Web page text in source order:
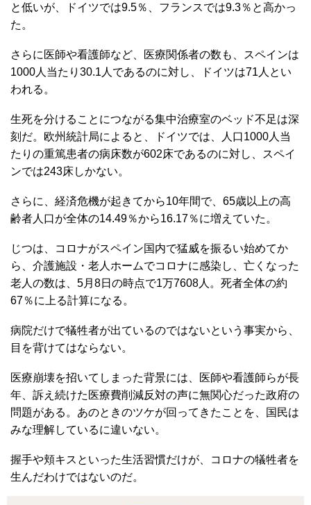
と低いが、ドイツでは9.5％、フランスでは9.3％と高かっ
た。
さらに医師や看護師など、医療関係者の数も、スペインは
1000人当たり30.1人であるのに対し、ドイツは71人とい
われる。
生死を分けることにつながる集中治療室のベッド不足は深
刻だ。欧州統計局によると、ドイツでは、人口1000人当
たりの重篤患者の病床数が602床であるのに対し、スペイ
ンでは243床しかない。
さらに、経済危機が起きてから10年間で、65歳以上の高
齢者人口が全体の14.49％から16.17％に増えていた。
じつは、コロナがスペイン国内で猛威を振るい始めてか
ら、介護施設・老人ホームでコロナに感染し、亡くなった
老人の数は、5月8日の時点で1万7608人。死者全体の約
67％に上る計算になる。
病院だけで犠牲者が出ているのではないという事実から、
目を背けてはならない。
医療崩壊を招いてしまった背景には、医師や看護師らが長
年、訴え続けた医療費削減反対の声に無関心だった政府の
問題がある。あのときのツケが回ってきたことを、国民は
みな理解しているに違いない。
握手や頬キスといった生活習慣だけが、コロナの犠牲者を
生んだわけではないのだ。